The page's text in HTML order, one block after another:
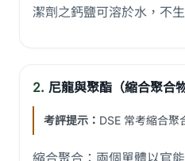
潔劑之鈣鹽可溶於水，不
2. 尼龍與聚酯（縮合聚合物
考評提示： DSE 常考縮合聚
縮合聚合：兩個單體以官